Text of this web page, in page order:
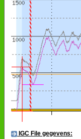
IGC File gegevens: